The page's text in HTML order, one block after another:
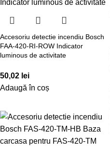
Accesoriu detectie incendiu Bosch
FAA-420-RI-ROW Indicator
luminous de activitate
50,02 lei
Adaugă în coș